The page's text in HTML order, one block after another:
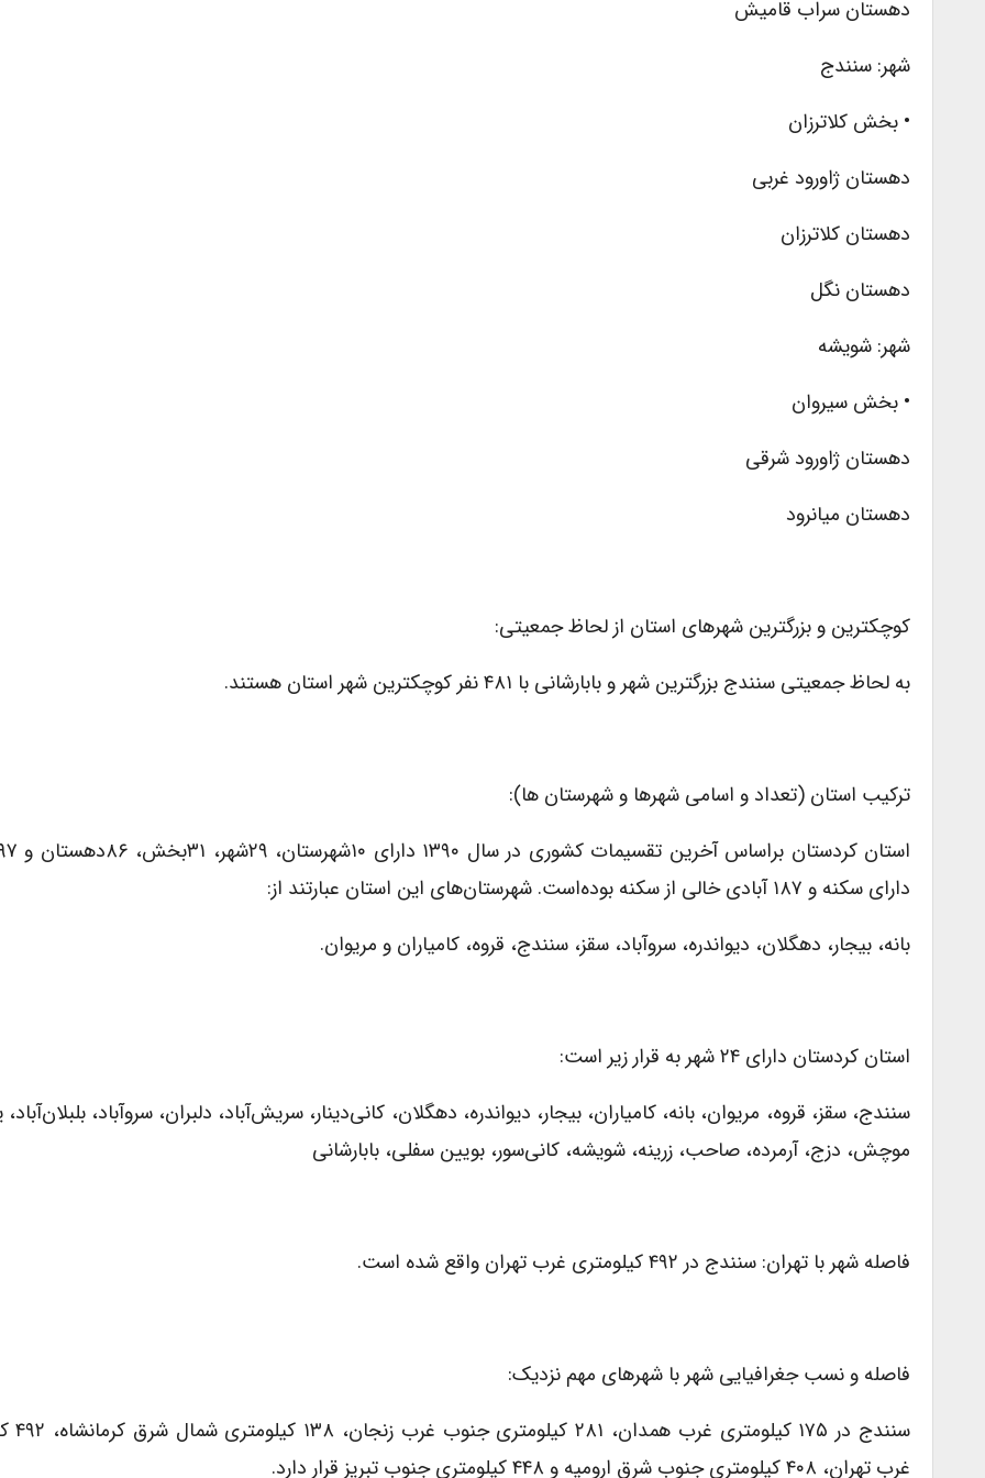
دهستان سراب قامیش
شهر: سنندج
• بخش کلاترزان
دهستان ژاورود غربی
دهستان کلاترزان
دهستان نگل
شهر: شویشه
• بخش سیروان
دهستان ژاورود شرقی
دهستان میانرود
کوچکترین و بزرگترین شهرهای استان از لحاظ جمعیتی:
به لحاظ جمعیتی سنندج بزرگترین شهر و بابارشانی با ۴۸۱ نفر کوچکترین شهر استان هستند.
ترکیب استان (تعداد و اسامی شهرها و شهرستان ها):
دارای سکنه و ۱۸۷ آبادی خالی از سکنه بوده‌است. شهرستان‌های این استان عبارتند از:
بانه، بیجار، دهگلان، دیواندره، سروآباد، سقز، سنندج، قروه، کامیاران و مریوان.
استان کردستان دارای ۲۴ شهر به قرار زیر است:
سنندج، سقز، قروه، مریوان، بانه، کامیاران، بیجار، دیواندره، دهگلان، کانی‌دینار، سریش‌آباد، دلبران، سروآباد، بلبلان‌آباد،
موچش، دزج، آرمرده، صاحب، زرینه، شویشه، کانی‌سور، بویین سفلی، بابارشانی
فاصله شهر با تهران: سنندج در ۴۹۲ کیلومتری غرب تهران واقع شده است.
فاصله و نسب جغرافیایی شهر با شهرهای مهم نزدیک:
سنندج در ۱۷۵
غرب تهران، ۴۰۸ کیلومتری جنوب شرق ارومیه و ۴۴۸ کیلومتری جنوب تبریز قرار دارد.